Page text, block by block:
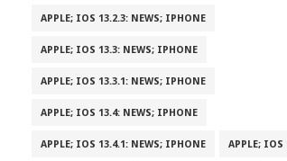
APPLE; IOS 13.2.3: NEWS; IPHONE
APPLE; IOS 13.3: NEWS; IPHONE
APPLE; IOS 13.3.1: NEWS; IPHONE
APPLE; IOS 13.4: NEWS; IPHONE
APPLE; IOS 13.4.1: NEWS; IPHONE APPLE; IOS